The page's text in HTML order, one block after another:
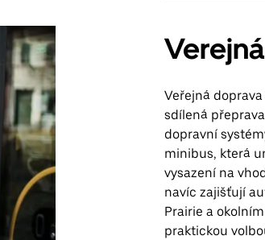
Veřejná
sdílená
dopravní
minibus, která
vysazení na
navíc zajišťují
Prairie a
praktickou